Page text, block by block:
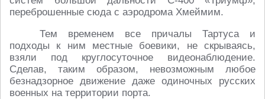
переброшенные сюда с аэродрома Хмеймим.
Тем временем все причалы Тартуса и
подходы к ним местные боевики, не скрываясь,
взяли под круглосуточное видеонаблюдение.
Сделав, таким образом, невозможным любое
безнадзорное движение даже одиночных русских
военных на территории порта.